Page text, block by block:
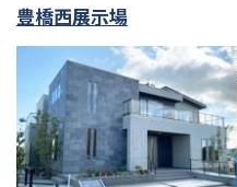
豊橋西展示場